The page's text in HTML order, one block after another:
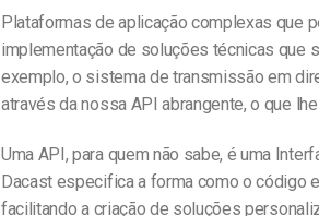
Plataformas de aplicação complexas que
implementação de soluções técnicas que
exemplo, o sistema de transmissão em
através da nossa API abrangente, o que
Uma API, para quem não sabe, é uma
Dacast especifica a forma como o código
facilitando a criação de soluções